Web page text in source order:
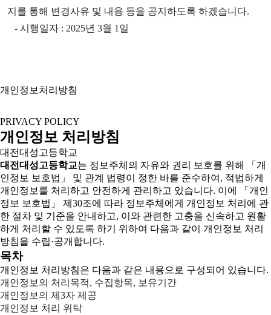
지를 통해 변경사유 및 내용 등을 공지하도록 하겠습니다.
- 시행일자 : 2025년 3월 1일
개인정보처리방침
PRIVACY POLICY
개인정보 처리방침
대전대성고등학교
대전대성고등학교는 정보주체의 자유와 권리 보호를 위해 「개
인정보 보호법」 및 관계 법령이 정한 바를 준수하여, 적법하게
개인정보를 처리하고 안전하게 관리하고 있습니다. 이에 「개인
정보 보호법」 제30조에 따라 정보주체에게 개인정보 처리에 관
한 절차 및 기준을 안내하고, 이와 관련한 고충을 신속하고 원활
하게 처리할 수 있도록 하기 위하여 다음과 같이 개인정보 처리
방침을 수립·공개합니다.
목차
개인정보 처리방침은 다음과 같은 내용으로 구성되어 있습니다.
개인정보의 처리목적, 수집항목, 보유기간
개인정보의 제3자 제공
개인정보 처리 위탁